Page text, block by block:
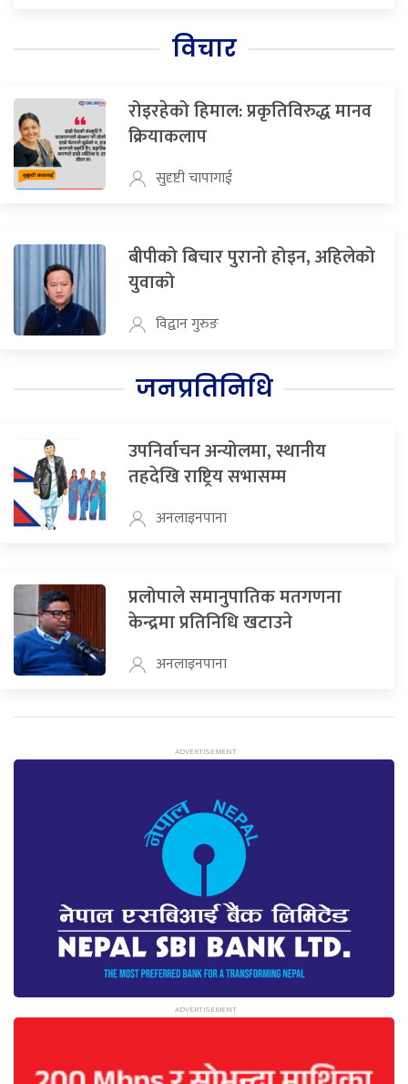
विचार
रोइरहेको हिमाल: प्रकृतिविरुद्ध मानव
क्रियाकलाप
सुदृष्टी चापागाई
बीपीको बिचार पुरानो होइन, अहिलेको
युवाको
विद्वान गुरुङ
जनप्रतिनिधि
उपनिर्वाचन अन्योलमा, स्थानीय
तहदेखि राष्ट्रिय सभासम्म
अनलाइनपाना
प्रलोपाले समानुपातिक मतगणना
केन्द्रमा प्रतिनिधि खटाउने
अनलाइनपाना